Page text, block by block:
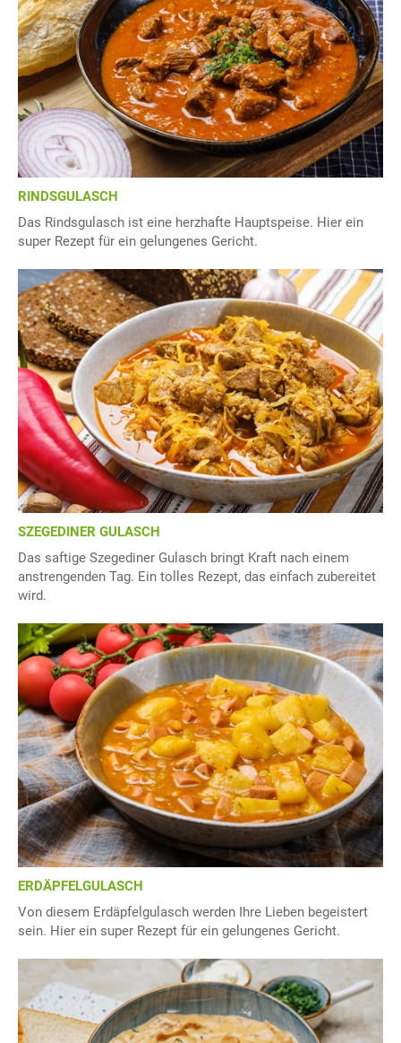
RINDSGULASCH
Das Rindsgulasch ist eine herzhafte Hauptspeise. Hier ein
super Rezept für ein gelungenes Gericht.
SZEGEDINER GULASCH
Das saftige Szegediner Gulasch bringt Kraft nach einem
anstrengenden Tag. Ein tolles Rezept, das einfach zubereitet
wird.
ERDÄPFELGULASCH
Von diesem Erdäpfelgulasch werden Ihre Lieben begeistert
sein. Hier ein super Rezept für ein gelungenes Gericht.